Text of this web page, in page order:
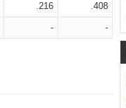
.216 .408
- -